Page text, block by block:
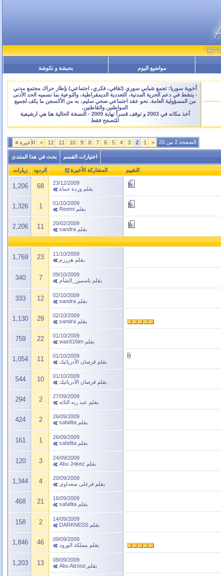
مواضيع اليوم بحبشة و نكوشة
أخوية سوريا: تجمع شبابي سوري (ثقافي، فكري، اجتماعي) بإطار حراك مجتمع مدني
- ينشط في دعم الحرية المدنية، التعددية الديمقراطية، والتوعية بما نسميه الحد الأدنى
من المسؤولية العامة. نحو عقد اجتماعي صحي سليم، به من الأكسجن ما يكف لجميع
المواطنين والقاطنين.
أخذ مكانه في 2003 و توقف قسراً نهاية 2009 - النسخة الحالية هنا هي ارشيفية
للتصفح فقط
الصفحة 2 من 20 <
1
2
3
4
5
6
7
8
9
10
11
12
> الأخيرة »
اختيارات القسم بحث في هذا المنتدى
التقييم المشاركة الأخيرة الردود زيارات
23/12/2009
بقلم وردة حماة 68
1,206
01/10/2009
بقلم Reemi
1
1,326
20/02/2009
بقلم sandra
11
2,206
11/10/2009
بقلم هرررم 23
1,769
09/10/2009
بقلم ياسمين_الشآم 7
340
02/10/2009
بقلم sandra
12
333
02/10/2009
بقلم sandra
29
1,130
01/10/2009
بقلم was616im
22
759
01/10/2009
بقلم قرصان الأدرياتيك 11
1,054
01/10/2009
بقلم قرصان الأدرياتيك 10
544
27/09/2009
بقلم عبد ربه التائه 2
294
26/09/2009
بقلم safafita
2
424
26/09/2009
بقلم safafita
1
161
24/09/2009
بقلم Abu Jnkez
3
120
20/09/2009
بقلم فرغلى سعداوى 4
1,344
16/09/2009
بقلم safafita
21
468
14/09/2009
بقلم DARKNESS
2
158
09/09/2009
بقلم مملكة الورود 46
1,846
08/09/2009
بقلم
13
1,203